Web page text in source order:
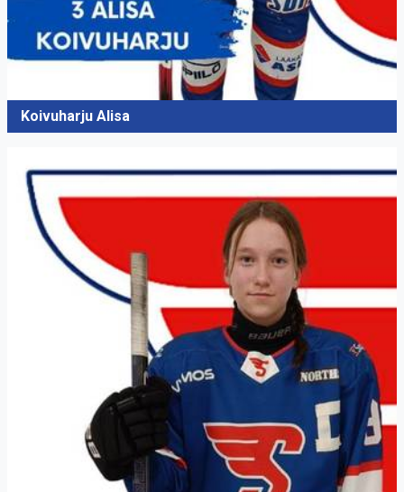
Koivuharju Alisa